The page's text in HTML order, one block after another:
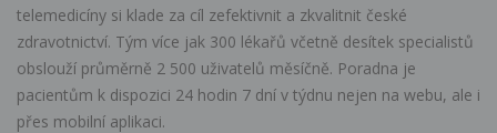
telemedicíny si klade za cíl zefektivnit a zkvalitnit české
zdravotnictví. Tým více jak 300 lékařů včetně desítek specialistů
obslouží průměrně 2 500 uživatelů měsíčně. Poradna je
pacientům k dispozici 24 hodin 7 dní v týdnu nejen na webu, ale i
přes mobilní aplikaci.